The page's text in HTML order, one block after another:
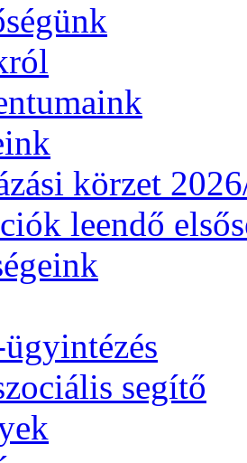
körzet
leendő
segítő